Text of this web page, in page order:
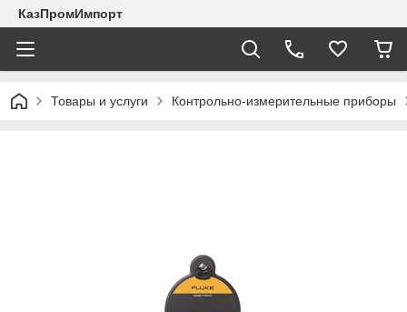
КазПромИмпорт
Товары и услуги Контрольно-измерительные приборы